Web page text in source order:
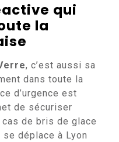
qui
la
, c’est aussi sa
dans toute la
d’urgence est
de sécuriser
de bris de glace
se déplace à Lyon